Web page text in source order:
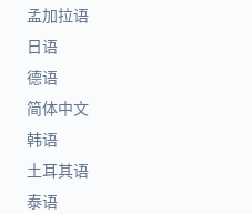
孟加拉语
日语
德语
简体中文
韩语
土耳其语
泰语